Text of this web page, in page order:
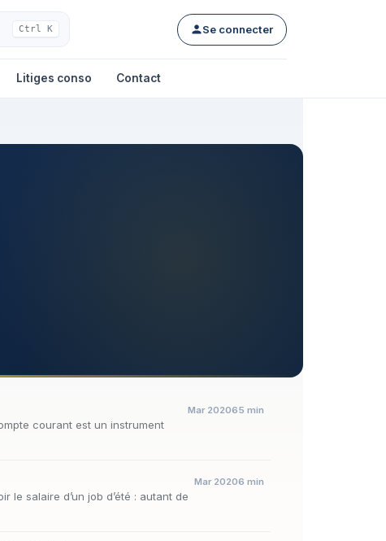
Ctrl K Se connecter
Litiges conso Contact
courant est un instrument
Mar 202065 min
le salaire d’un job d’été : autant de
Mar 20206 min